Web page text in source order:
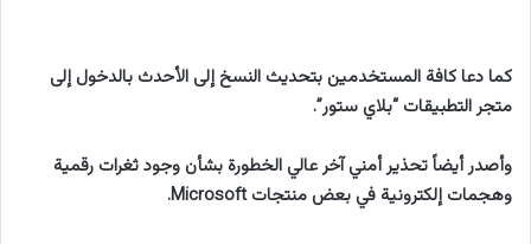
كما دعا كافة المستخدمين بتحديث النسخ إلى الأحدث بالدخول إلى
متجر التطبيقات “بلاي ستور”.
وأصدر أيضاً تحذير أمني آخر عالي الخطورة بشأن وجود ثغرات رقمية
وهجمات إلكترونية في بعض منتجات Microsoft.